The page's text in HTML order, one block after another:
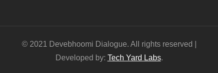
© 2021 Devebhoomi Dialogue. All rights reserved |
Developed by: Tech Yard Labs.